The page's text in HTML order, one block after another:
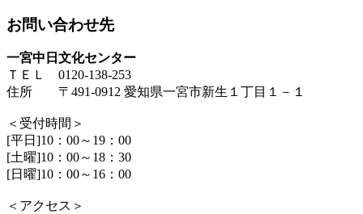
お問い合わせ先
一宮中日文化センター
ＴＥＬ 0120-138-253
住所 〒491-0912 愛知県一宮市新生１丁目１－１
＜受付時間＞
[平日]10：00～19：00
[土曜]10：00～18：30
[日曜]10：00～16：00
＜アクセス＞